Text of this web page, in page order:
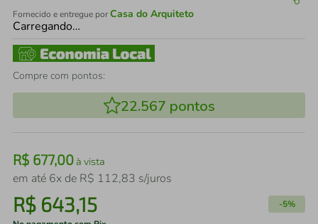
Fornecido e entregue porCasa do Arquiteto
Carregando…
Compre com pontos:
22.567 pontos
R$ 677,00à vista
em até 6x de R$ 112,83 s/juros
R$ 643,15 -5%